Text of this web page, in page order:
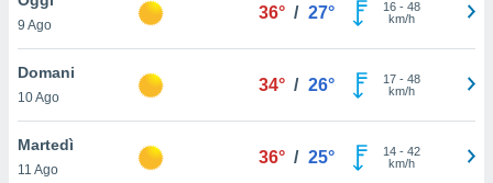
è
al sito
di
ci
di
9 Ago
36° / 27° 16- 48
km/h
Domani
10 Ago
34° / 26° 17- 48
km/h
Martedì
11 Ago
36° / 25° 14- 42
km/h